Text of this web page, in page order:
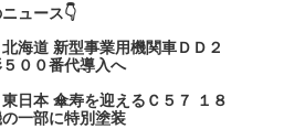
ュース👇
海道 新型事業用機関車ＤＤ２
５００番代導入へ
日本 傘寿を迎えるＣ５７ １８
の一部に特別塗装